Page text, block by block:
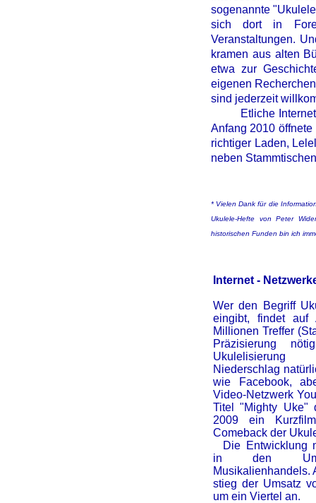
sogenannte
sich dort in
Veranstaltungen.
kramen aus alten
etwa zur
eigenen
sind jederzeit
Etliche
Anfang 2010
richtiger Laden,
neben
* Vielen Dank für die
Ukulele-Hefte von Peter
historischen Funden bin ich
Internet -
Wer den Begriff
eingibt, findet auf
Millionen Treffer
Präzisierung
Niederschlag
wie Facebook,
Video-Netzwerk
Titel "Mighty Uke"
2009 ein
Comeback der
Die Entwicklung
in den
Musikalienhandels.
stieg der Umsatz
um ein Viertel an.